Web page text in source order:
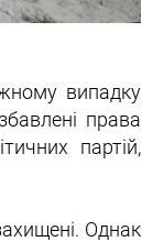
випадку
права
партій,
Однак